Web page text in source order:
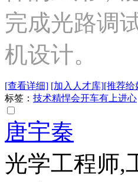
完成光路调
机设计。
[查看详细] [加入人才库][推荐给
标签： 技术精悍会开车有上进心
唐宇秦
光学工程师,